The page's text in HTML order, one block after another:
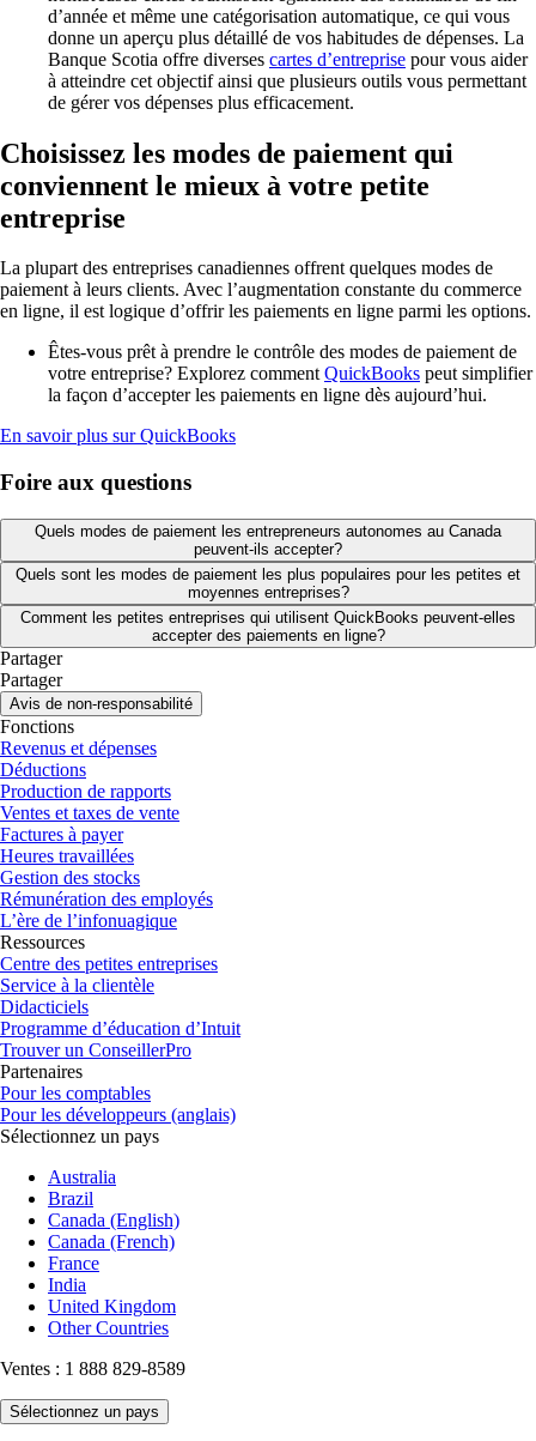
d’année et même une catégorisation automatique, ce qui vous
donne un aperçu plus détaillé de vos habitudes de dépenses. La
Banque Scotia offre diverses cartes d’entreprise pour vous aider
à atteindre cet objectif ainsi que plusieurs outils vous permettant
de gérer vos dépenses plus efficacement.
Choisissez les modes de paiement qui
conviennent le mieux à votre petite
entreprise
La plupart des entreprises canadiennes offrent quelques modes de
paiement à leurs clients. Avec l’augmentation constante du commerce
en ligne, il est logique d’offrir les paiements en ligne parmi les options.
Êtes-vous prêt à prendre le contrôle des modes de paiement de
votre entreprise? Explorez comment QuickBooks peut simplifier
la façon d’accepter les paiements en ligne dès aujourd’hui.
En savoir plus sur QuickBooks
Foire aux questions
Quels modes de paiement les entrepreneurs autonomes au Canada
peuvent-ils accepter?
Quels sont les modes de paiement les plus populaires pour les petites et
moyennes entreprises?
Comment les petites entreprises qui utilisent QuickBooks peuvent-elles
accepter des paiements en ligne?
Partager
Partager
Avis de non-responsabilité
Fonctions
Revenus et dépenses
Déductions
Production de rapports
Ventes et taxes de vente
Factures à payer
Heures travaillées
Gestion des stocks
Rémunération des employés
L’ère de l’infonuagique
Ressources
Centre des petites entreprises
Service à la clientèle
Didacticiels
Programme d’éducation d’Intuit
Trouver un ConseillerPro
Partenaires
Pour les comptables
Pour les développeurs (anglais)
Sélectionnez un pays
Australia
Brazil
Canada (English)
Canada (French)
France
India
United Kingdom
Other Countries
Ventes : 1 888 829-8589
Sélectionnez un pays